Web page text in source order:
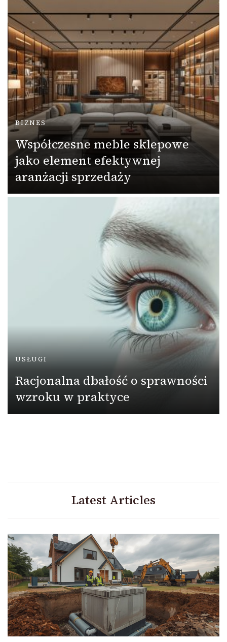
BIZNES
Współczesne meble sklepowe
jako element efektywnej
aranżacji sprzedaży
USŁUGI
Racjonalna dbałość o sprawności
wzroku w praktyce
Latest Articles